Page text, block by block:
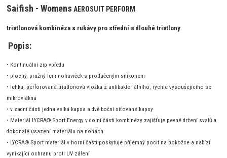
Saifish - Womens AEROSUIT PERFORM
triatlonová kombinéza s rukávy pro střední a dlouhé triatlony
Popis:
• Kontinuální zip vpředu
• plochý, pružný lem nohaviček s protlačeným silikonem
• lehká, perforovaná triatlonová vložka z antibakteriálního, rychle vysoušejícího se
mikrovlákna
• v zadní části jedna velká kapsa a dvě boční síťované kapsy
• Materiál LYCRA® Sport Energy v dolní části kombinézy zajišťuje pevné držení svalů a
dokonalé usazení materiálu na nohách
• LYCRA® Sport materiál v horní části poskytuje příjemný pocit na pokožce a nabízí
vynikající ochranu proti UV záření